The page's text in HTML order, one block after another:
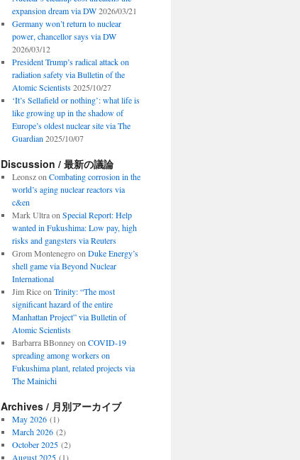
expansion dream via DW 2026/03/21
Germany won’t return to nuclear
power, chancellor says via DW
2026/03/12
President Trump’s radical attack on
radiation safety via Bulletin of the
Atomic Scientists 2025/10/27
‘It’s Sellafield or nothing’: what life is
like growing up in the shadow of
Europe’s oldest nuclear site via The
Guardian 2025/10/07
Discussion / 最新の議論
Leonszon Combating corrosion in the
world’s aging nuclear reactors via
c&en
Mark Ultraon Special Report: Help
wanted in Fukushima: Low pay, high
risks and gangsters via Reuters
Grom Montenegroon Duke Energy’s
shell game via Beyond Nuclear
International
Jim Riceon Trinity: “The most
significant hazard of the entire
Manhattan Project” via Bulletin of
Atomic Scientists
Barbarra BBonneyon COVID-19
spreading among workers on
Fukushima plant, related projects via
The Mainichi
Archives / 月別アーカイブ
May 2026(1)
March 2026(2)
October 2025(2)
August 2025(1)